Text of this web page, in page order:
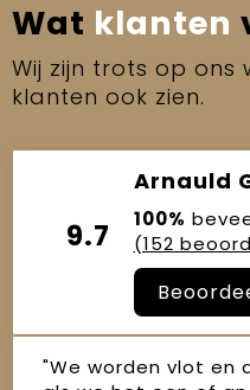
Wat klanten
Wij zijn trots op ons
klanten ook zien.
9.7
Arnauld
100%
(152
"We worden vlot en